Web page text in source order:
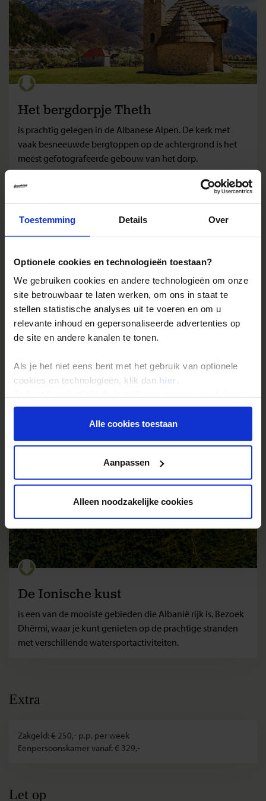
Toestemming Details Over
Optionele cookies en technologieën toestaan?
We gebruiken cookies en andere technologieën om onze
site betrouwbaar te laten werken, om ons in staat te
stellen statistische analyses uit te voeren en om u
relevante inhoud en gepersonaliseerde advertenties op
de site en andere kanalen te tonen.
Als je het niet eens bent met het gebruik van optionele
cookies en technologieën, klik dan hier .
onder aan de pagina op elk gewenst moment voor de
toekomst wijzigen.Alle cookies toestaan
Aanpassen
Alleen noodzakelijke cookies
Het bergdorpje Theth
is prachtig gelegen in de Albanese Alpen. De kerk met
vaak besneeuwde bergtoppen op de achtergrond is het
meest gefotografeerde gebouw van het dorp.
maakt deel uit van het Tropoja district dat op zijn beurt
onder de Albanese Alpen valt. De talrijke bergen bereiken
De Ionische kust
is een van de mooiste gebieden die Albanië rijk is. Bezoek
Dhërmi, waar je kunt genieten op de prachtige stranden
met verschillende watersportactiviteiten.
Extra
Zakgeld: € 250,- p.p. per week
Eenpersoonskamer vanaf: € 329,-
Let op